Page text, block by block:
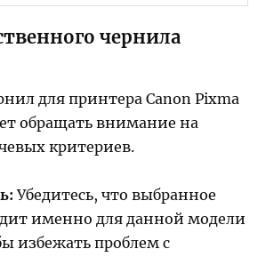
чернила
для принтера Canon Pixma
обращать внимание на
критериев.
Убедитесь, что выбранное
именно для данной модели
избежать проблем с